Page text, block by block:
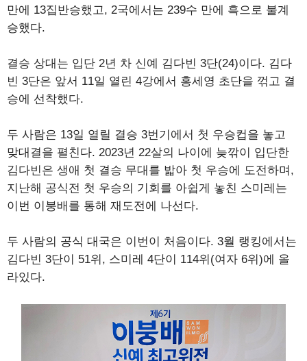
만에 13집반승했고, 2국에서는 239수 만에 흑으로 불계
승했다.
결승 상대는 입단 2년 차 신예 김다빈 3단(24)이다. 김다
빈 3단은 앞서 11일 열린 4강에서 홍세영 초단을 꺾고 결
승에 선착했다.
두 사람은 13일 열릴 결승 3번기에서 첫 우승컵을 놓고
맞대결을 펼친다. 2023년 22살의 나이에 늦깎이 입단한
김다빈은 생애 첫 결승 무대를 밟아 첫 우승에 도전하며,
지난해 공식전 첫 우승의 기회를 아쉽게 놓친 스미레는
이번 이붕배를 통해 재도전에 나선다.
두 사람의 공식 대국은 이번이 처음이다. 3월 랭킹에서는
김다빈 3단이 51위, 스미레 4단이 114위(여자 6위)에 올
라있다.